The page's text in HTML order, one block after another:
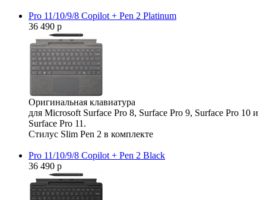
Pro 11/10/9/8 Copilot + Pen 2 Platinum
36 490 р
Оригинальная клавиатура
для Microsoft Surface Pro 8, Surface Pro 9, Surface Pro 10 и
Surface Pro 11.
Стилус Slim Pen 2 в комплекте
Pro 11/10/9/8 Copilot + Pen 2 Black
36 490 р